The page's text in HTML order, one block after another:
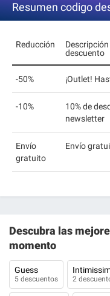
Resumen codigo
Reducción
descuento
-50% ¡Outlet!
-10%
10% de
newsletter
Envío
gratuito
Envío
Descubra las
momento
Guess
5 descuentos 2